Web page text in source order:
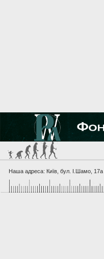
Наша адреса: Київ, бул. I.Шамо, 17а